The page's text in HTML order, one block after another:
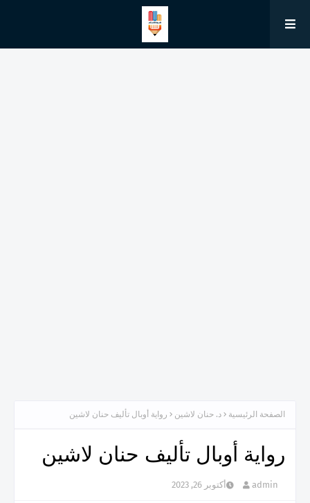
الصفحة الرئيسية د. حنان لاشين رواية أوبال تأليف حنان لاشين
رواية أوبال تأليف حنان لاشين
admin أكتوبر 26, 2023